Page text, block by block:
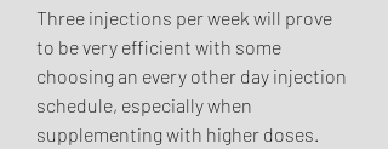
Three injections per week will prove
to be very efficient with some
choosing an every other day injection
schedule, especially when
supplementing with higher doses.